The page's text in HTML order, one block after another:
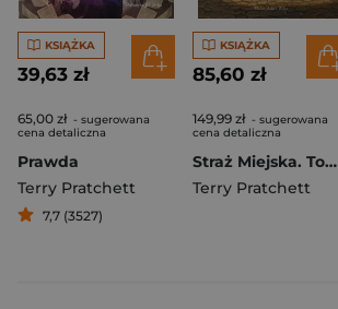
KSIĄŻKA
39,63 zł
65,00 zł - sugerowana
cena detaliczna
Prawda
Terry Pratchett
7,7 (3527)
KSIĄŻKA
85,60 zł
149,99 zł - sugerowana
cena detaliczna
Straż Miejska. Tom 2. Barwione Brzeg
Terry Pratchett